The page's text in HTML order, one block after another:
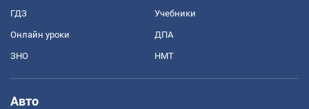
ГДЗ Учебники
Онлайн уроки ДПА
ЗНО НМТ
Авто